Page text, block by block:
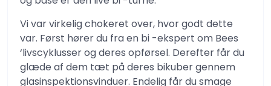
Vi var virkelig chokeret over, hvor godt dette
var. Først hører du fra en bi -ekspert om Bees
‘livscyklusser og deres opførsel. Derefter får du
glæde af dem tæt på deres bikuber gennem
glasinspektionsvinduer. Endelig får du smage